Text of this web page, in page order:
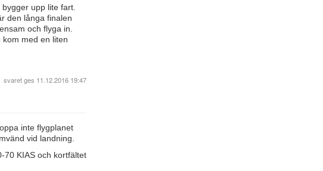
upp lite fart.
den långa finalen
och flyga in.
med en liten
svaret ges 11.12.2016 19:47
inte flygplanet
vid landning.
70 KIAS och kortfältet